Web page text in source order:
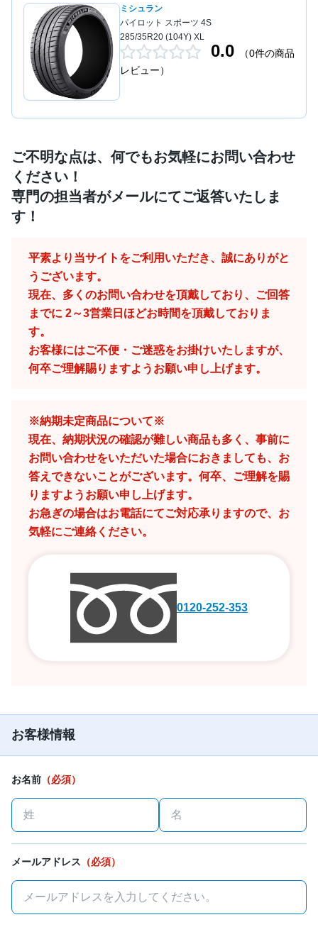
ミシュラン
パイロット スポーツ 4S
285/35R20 (104Y) XL
0.0
（0件の商品
レビュー）
ご不明な点は、何でもお気軽にお問い合わせ
ください！
専門の担当者がメールにてご返答いたしま
す！
平素より当サイトをご利用いただき、誠にありがと
うございます。
現在、多くのお問い合わせを頂戴しており、ご回答
までに 2～3営業日ほどお時間を頂戴しておりま
す。
お客様にはご不便・ご迷惑をお掛けいたしますが、
何卒ご理解賜りますようお願い申し上げます。
※納期未定商品について※
現在、納期状況の確認が難しい商品も多く、事前に
お問い合わせをいただいた場合におきましても、お
答えできないことがございます。何卒、ご理解を賜
りますようお願い申し上げます。
お急ぎの場合はお電話にてご対応承りますので、お
気軽にご連絡ください。
0120-252-353
お客様情報
お名前 （必須）
メールアドレス （必須）